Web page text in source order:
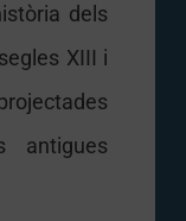
dels
XIII i
antigues